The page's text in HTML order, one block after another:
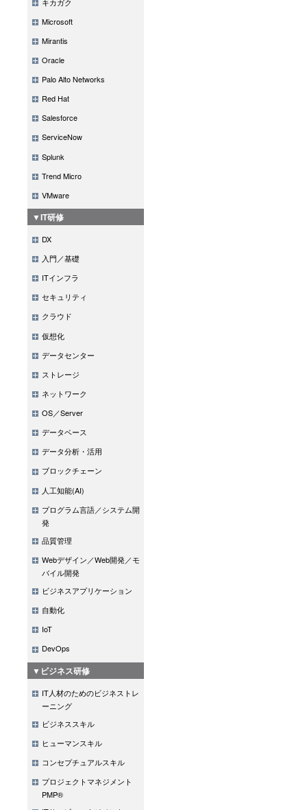
Microsoft
Mirantis
Oracle
Palo Alto Networks
Red Hat
Salesforce
ServiceNow
Splunk
Trend Micro
VMware
▼IT研修
DX
入門／基礎
ITインフラ
セキュリティ
クラウド
仮想化
データセンター
ストレージ
ネットワーク
OS／Server
データベース
データ分析・活用
ブロックチェーン
人工知能(AI)
プログラム言語／システム開
発
品質管理
Webデザイン／Web開発／モ
バイル開発
ビジネスアプリケーション
自動化
IoT
DevOps
▼ビジネス研修
IT人材のためのビジネストレ
ーニング
ビジネススキル
ヒューマンスキル
コンセプチュアルスキル
プロジェクトマネジメント
PMP®